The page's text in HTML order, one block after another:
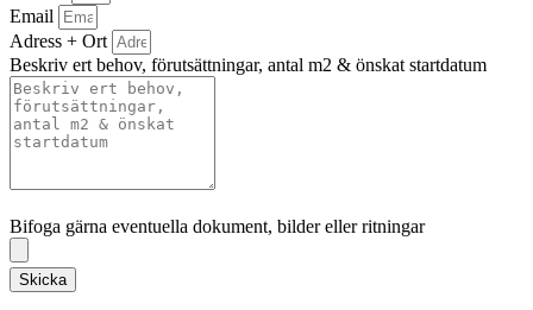
Email
Adress + Ort
Beskriv ert behov, förutsättningar, antal m2 & önskat startdatum
Bifoga gärna eventuella dokument, bilder eller ritningar
Skicka